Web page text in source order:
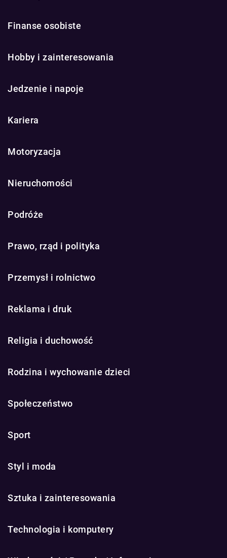
Finanse osobiste
Hobby i zainteresowania
Jedzenie i napoje
Kariera
Motoryzacja
Nieruchomości
Podróże
Prawo, rząd i polityka
Przemysł i rolnictwo
Reklama i druk
Religia i duchowość
Rodzina i wychowanie dzieci
Społeczeństwo
Sport
Styl i moda
Sztuka i zainteresowania
Technologia i komputery